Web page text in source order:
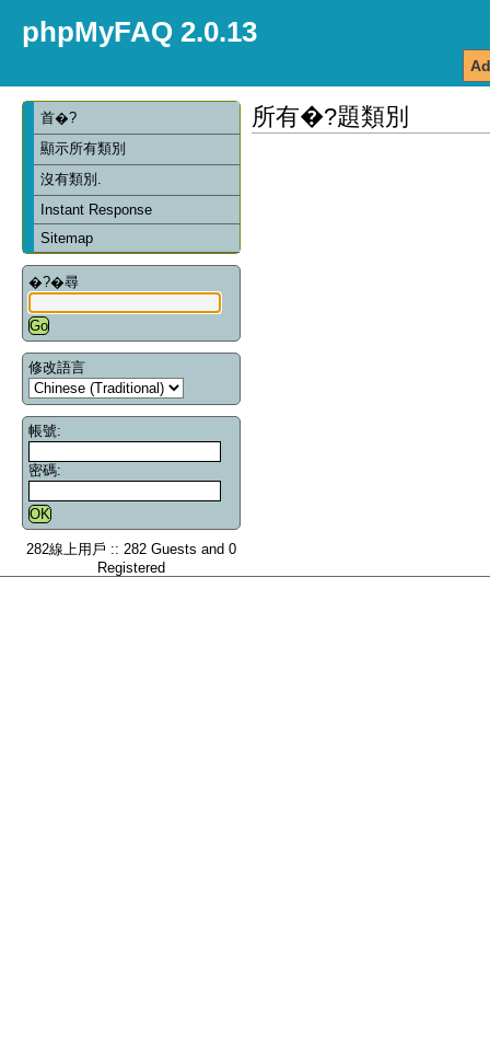
phpMyFAQ 2.0.13
首�?
顯示所有類別
沒有類別.
Instant Response
Sitemap
�?�尋
修改語言
帳號:
密碼:
282線上用戶 :: 282 Guests and 0
Registered
所有�?題類別